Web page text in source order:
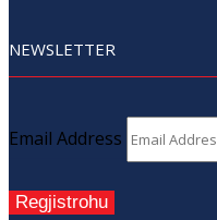
NEWSLETTER
Email Address
Regjistrohu